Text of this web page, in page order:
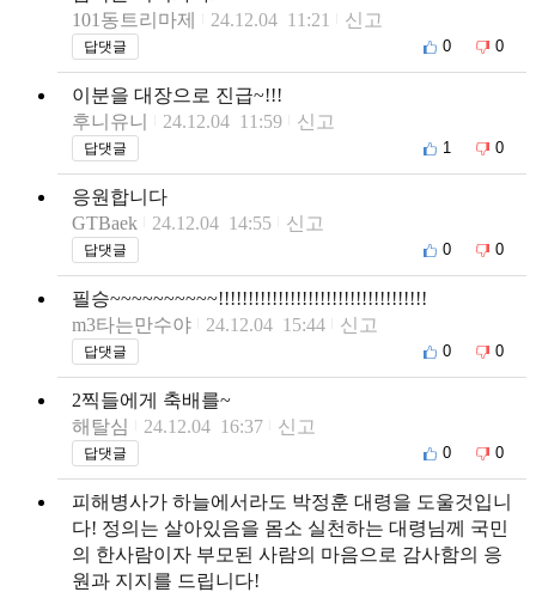
101동트리마제
24.12.04 11:21 신고
답댓글 0 0
이분을 대장으로 진급~!!!
후니유니
24.12.04 11:59 신고
답댓글 1 0
응원합니다
GTBaek
24.12.04 14:55 신고
답댓글 0 0
필승~~~~~~~~~~!!!!!!!!!!!!!!!!!!!!!!!!!!!!!!!!!!!
m3타는만수야
24.12.04 15:44 신고
답댓글 0 0
2찍들에게 축배를~
해탈심
24.12.04 16:37 신고
답댓글 0 0
피해병사가 하늘에서라도 박정훈 대령을 도울것입니
다! 정의는 살아있음을 몸소 실천하는 대령님께 국민
의 한사람이자 부모된 사람의 마음으로 감사함의 응
원과 지지를 드립니다!